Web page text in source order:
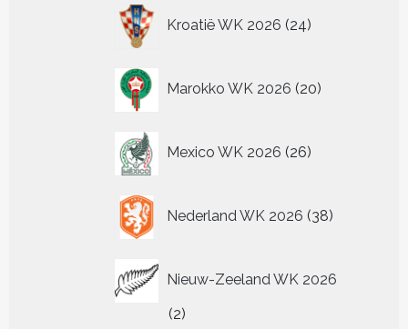
Kroatië WK 2026 24
producten
Marokko WK 2026 20
producten
Mexico WK 2026 26
producten
Nederland WK 2026 38
producten
Nieuw-Zeeland WK 2026
22